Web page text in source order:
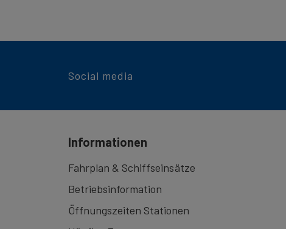
Social media
Informationen
Fahrplan & Schiffseinsätze
Betriebsinformation
Öffnungszeiten Stationen